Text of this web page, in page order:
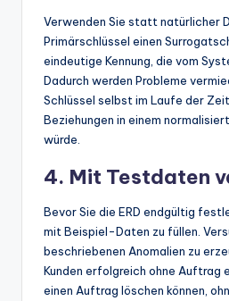
Verwenden Sie statt natürlicher
Primärschlüssel einen
eindeutige Kennung, die vom
Dadurch werden Probleme
Schlüssel selbst im Laufe der
Beziehungen in einem
würde.
4. Mit Testdaten
Bevor Sie die ERD endgültig
mit Beispiel-Daten zu füllen.
beschriebenen Anomalien zu
Kunden erfolgreich ohne Auftrag
einen Auftrag löschen können,